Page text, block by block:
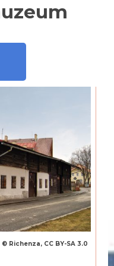
© Richenza, CC BY-SA 3.0